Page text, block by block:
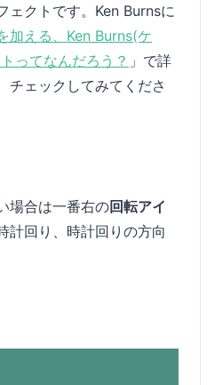
ェクトです。Ken Burnsに
加える、Ken Burns(ケ
ってなんだろう？ 」で詳
チェックしてみてくださ
場合は一番右の回転アイ
計回り、時計回りの方向